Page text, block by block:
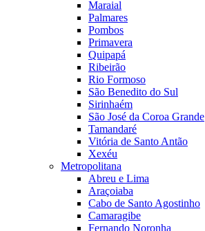
Maraial
Palmares
Pombos
Primavera
Quipapá
Ribeirão
Rio Formoso
São Benedito do Sul
Sirinhaém
São José da Coroa Grande
Tamandaré
Vitória de Santo Antão
Xexéu
Metropolitana
Abreu e Lima
Araçoiaba
Cabo de Santo Agostinho
Camaragibe
Fernando Noronha